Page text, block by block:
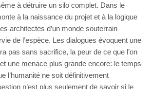
à détruire un silo complet. Dans le
à la naissance du projet et à la logique
architectes d’un monde souterrain
de l’espèce. Les dialogues évoquent une
pas sans sacrifice, la peur de ce que l’on
une menace plus grande encore: le temps
l’humanité ne soit définitivement
n’est plus seulement de savoir si le